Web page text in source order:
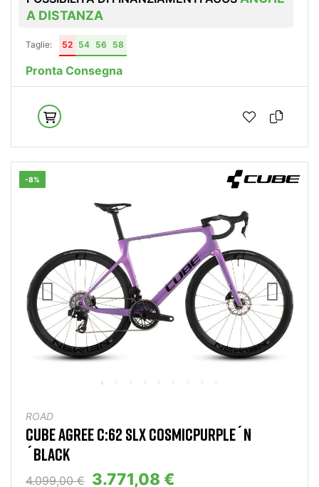
A DISTANZA
Taglie: 52 54 56 58
Pronta Consegna
-8%
ROAD
CUBE AGREE C:62 SLX COSMICPURPLE´N
´BLACK
4.099,00 € 3.771,08 €